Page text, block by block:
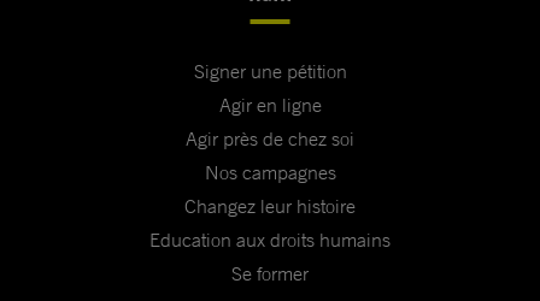
Signer une pétition
Agir en ligne
Agir près de chez soi
Nos campagnes
Changez leur histoire
Education aux droits humains
Se former